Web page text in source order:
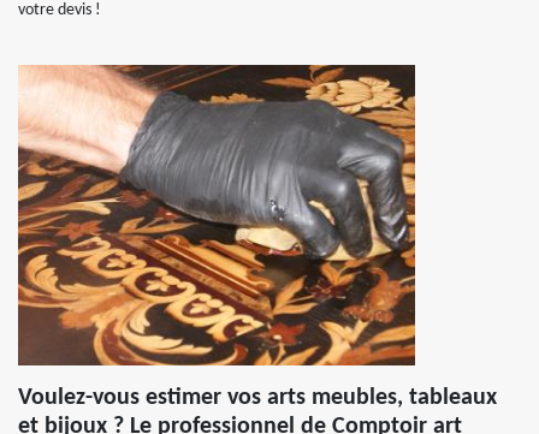
votre devis !
Voulez-vous estimer vos arts meubles, tableaux
et bijoux ? Le professionnel de Comptoir art